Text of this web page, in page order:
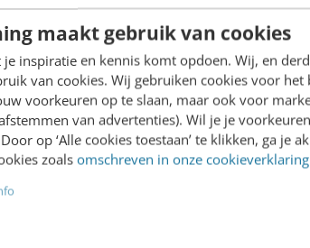
maakt gebruik van cookies
je inspiratie en kennis komt opdoen. Wij, en
van cookies. Wij gebruiken cookies voor het
voorkeuren op te slaan, maar ook voor
van advertenties). Wil je je
Door op ‘Alle cookies toestaan’ te klikken, ga je
zoals omschreven in onze cookieverklaring
naar een erg uitgebreide
gelezen wordt. Ga na hoe vaak je
of CTR verwijst naar het aantal kliks
je nieuwsbrief, zoals het aanklikken
vonden met andere woorden